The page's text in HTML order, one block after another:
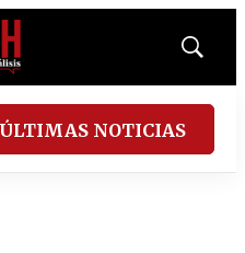
Mostrar
ÚLTIMAS NOTICIAS